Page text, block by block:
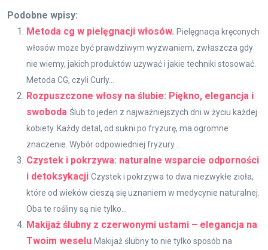
Podobne wpisy:
Metoda cg w pielęgnacji włosów. Pielęgnacja kręconych
włosów może być prawdziwym wyzwaniem, zwłaszcza gdy
nie wiemy, jakich produktów używać i jakie techniki stosować.
Metoda CG, czyli Curly...
Rozpuszczone włosy na ślubie: Piękno, elegancja i
swoboda Ślub to jeden z najważniejszych dni w życiu każdej
kobiety. Każdy detal, od sukni po fryzurę, ma ogromne
znaczenie. Wybór odpowiedniej fryzury...
Czystek i pokrzywa: naturalne wsparcie odporności
i detoksykacji Czystek i pokrzywa to dwa niezwykłe zioła,
które od wieków cieszą się uznaniem w medycynie naturalnej.
Oba te rośliny są nie tylko...
Makijaż ślubny z czerwonymi ustami – elegancja na
Twoim weselu Makijaż ślubny to nie tylko sposób na